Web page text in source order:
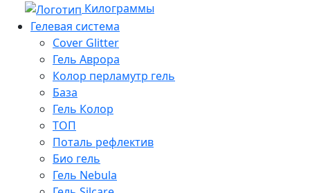
Килограммы
Гелевая система
Cover Glitter
Гель Аврора
Колор перламутр гель
База
Гель Колор
ТОП
Поталь рефлектив
Био гель
Гель Nebula